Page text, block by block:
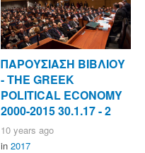
ΠΑΡΟΥΣΙΑΣΗ ΒΙΒΛΙΟΥ
- ΤΗΕ GREEK
POLITICAL ECONOMY
2000-2015 30.1.17 - 2
10 years ago
in 2017